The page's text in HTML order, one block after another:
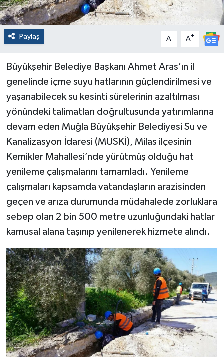
Paylaş A- A+
Büyükşehir Belediye Başkanı Ahmet Aras’ın il
genelinde içme suyu hatlarının güçlendirilmesi ve
yaşanabilecek su kesinti sürelerinin azaltılması
yönündeki talimatları doğrultusunda yatırımlarına
devam eden Muğla Büyükşehir Belediyesi Su ve
Kanalizasyon İdaresi (MUSKİ), Milas ilçesinin
Kemikler Mahallesi’nde yürütmüş olduğu hat
yenileme çalışmalarını tamamladı. Yenileme
çalışmaları kapsamda vatandaşların arazisinden
geçen ve arıza durumunda müdahalede zorluklara
sebep olan 2 bin 500 metre uzunluğundaki hatlar
kamusal alana taşınıp yenilenerek hizmete alındı.